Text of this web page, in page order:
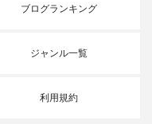
ブログランキング
ジャンル一覧
利用規約